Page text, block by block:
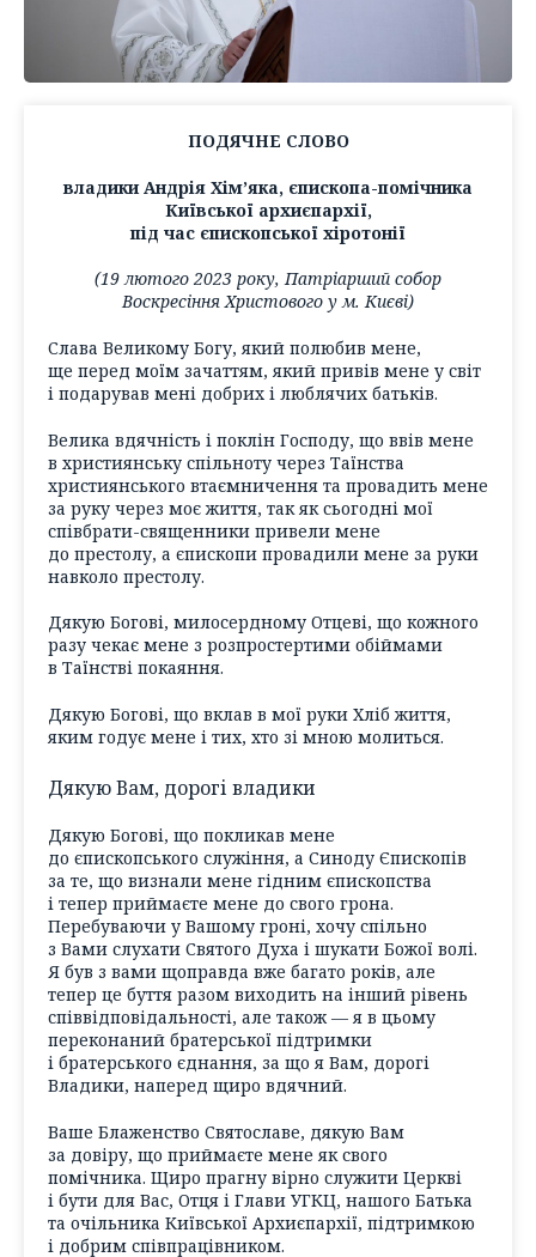
ПОДЯЧНЕ СЛОВО
владики Андрія Хім’яка, єпископа-помічника
Київської архиєпархії,
під час єпископської хіротонії
(19 лютого 2023 року, Патріарший собор
Воскресіння Христового у м. Києві)
Слава Великому Богу, який полюбив мене,
ще перед моїм зачаттям, який привів мене у світ
і подарував мені добрих і люблячих батьків.
Велика вдячність і поклін Господу, що ввів мене
в християнську спільноту через Таїнства
християнського втаємничення та провадить мене
за руку через моє життя, так як сьогодні мої
співбрати-священники привели мене
до престолу, а єпископи провадили мене за руки
навколо престолу.
Дякую Богові, милосердному Отцеві, що кожного
разу чекає мене з розпростертими обіймами
в Таїнстві покаяння.
Дякую Богові, що вклав в мої руки Хліб життя,
яким годує мене і тих, хто зі мною молиться.
Дякую Вам, дорогі владики
Дякую Богові, що покликав мене
до єпископського служіння, а Синоду Єпископів
за те, що визнали мене гідним єпископства
і тепер приймаєте мене до свого грона.
Перебуваючи у Вашому гроні, хочу спільно
з Вами слухати Святого Духа і шукати Божої волі.
Я був з вами щоправда вже багато років, але
тепер це буття разом виходить на інший рівень
співвідповідальності, але також — я в цьому
переконаний братерської підтримки
і братерського єднання, за що я Вам, дорогі
Владики, наперед щиро вдячний.
Ваше Блаженство Святославе, дякую Вам
за довіру, що приймаєте мене як свого
помічника. Щиро прагну вірно служити Церкві
і бути для Вас, Отця і Глави УГКЦ, нашого Батька
та очільника Київської Архиєпархії, підтримкою
і добрим співпрацівником.